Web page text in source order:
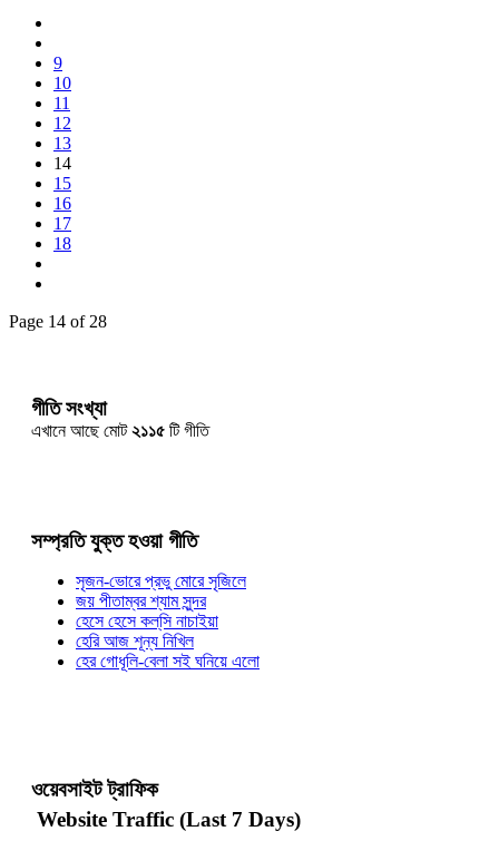
9
10
11
12
13
14
15
16
17
18
Page 14 of 28
গীতি সংখ্যা
এখানে আছে মোট২১১৫ টি গীতি
সম্প্রতি যুক্ত হওয়া গীতি
সৃজন-ভোরে প্রভু মোরে সৃজিলে
জয় পীতাম্বর শ্যাম সুন্দর
হেসে হেসে কল্‌সি নাচাইয়া
হেরি আজ শূন্য নিখিল
হের গোধূলি-বেলা সই ঘনিয়ে এলো
ওয়েবসাইট ট্রাফিক
Website Traffic (Last 7 Days)